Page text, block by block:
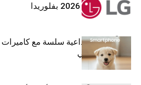
معرض (KBIS) 2026 بفلوريدا
قريباً: تجربة إبداعية سلسة مع كاميرات
أجهزة جالاكسي